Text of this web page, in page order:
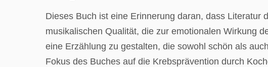
Dieses Buch ist eine Erinnerung daran, dass
musikalischen Qualität, die zur emotionalen Wirkung
eine Erzählung zu gestalten, die sowohl schön als
Fokus des Buches auf die Krebsprävention durch